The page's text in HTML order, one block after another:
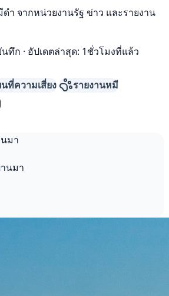
จากหน่วยงานรัฐ ข่าว และรายงาน
นทึก · อัปเดตล่าสุด: 1ชั่วโมงที่แล้ว
ที่ความเสี่ยง รายงานหมี
มา
นมา